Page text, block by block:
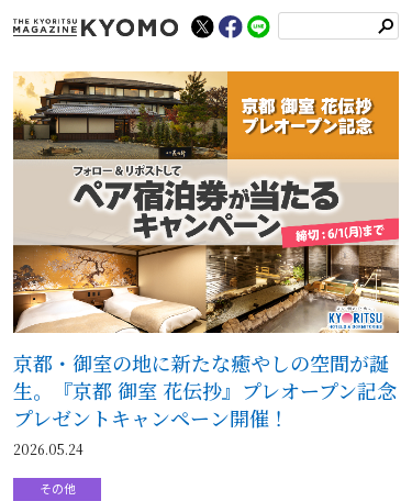
京都・御室の地に新たな癒やしの空間が誕
生。『京都 御室 花伝抄』プレオープン記念
プレゼントキャンペーン開催！
2026.05.24
その他